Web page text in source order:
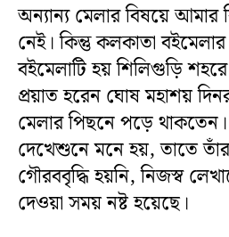
অন্যান্য মেলার বিষয়ে আমার
নেই। কিন্তু কলকাতা
বইমেলাটি হয় শিলিগুড়ি
প্রয়াত হরেন ঘোষ মহাশয়
মেলার পিছনে পড়ে
দেখেশুনে মনে হয়, তাতে
গৌরববৃদ্ধি হয়নি, নিজস্ব
দেওয়া সময় নষ্ট হয়েছে।